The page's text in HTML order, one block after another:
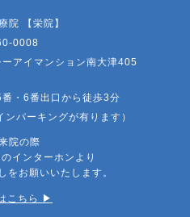
院 【栄院】
0008
アイマンション南大津405
・6番出口から徒歩3分
パーキングが有ります）
院の際
インターホンより
をお願いいたします。
こちら ▶︎